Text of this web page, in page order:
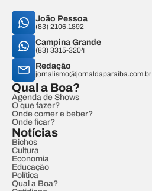
João Pessoa
(83) 2106.1892
Campina Grande
(83) 3315-3204
Redação
jornalismo@jornaldaparaiba.com.br
Qual a Boa?
Agenda de Shows
O que fazer?
Onde comer e beber?
Onde ficar?
Notícias
Bichos
Cultura
Economia
Educação
Política
Qual a Boa?